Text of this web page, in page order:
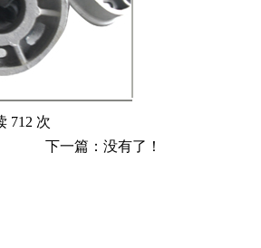
712 次
下一篇：没有了！